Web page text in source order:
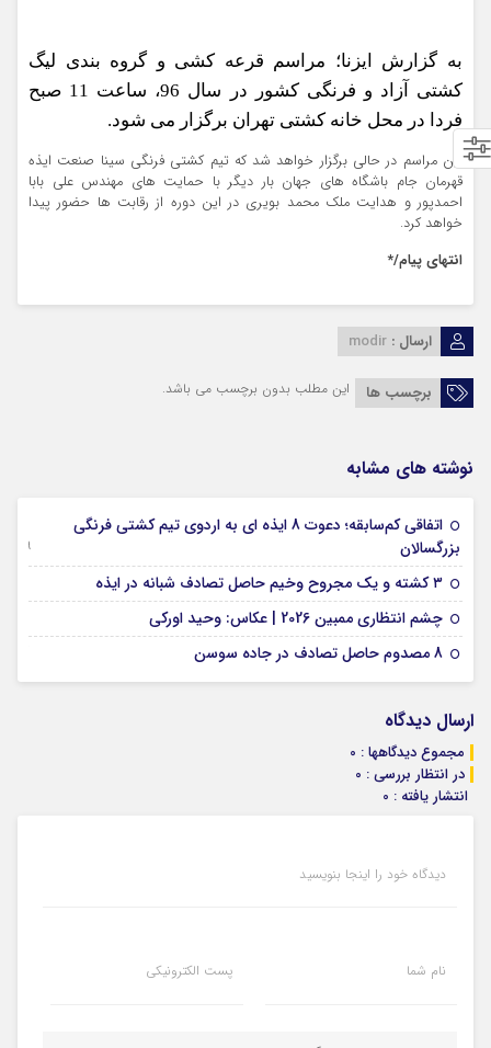
به گزارش ایزنا؛ مراسم قرعه کشی و گروه بندی لیگ
کشتی آزاد و فرنگی کشور در سال 96، ساعت 11 صبح
فردا در محل خانه کشتی تهران برگزار می شود.
این مراسم در حالی برگزار خواهد شد که تیم کشتی فرنگی سینا صنعت ایذه
قهرمان جام باشگاه های جهان بار دیگر با حمایت های مهندس علی بابا
احمدپور و هدایت ملک محمد بویری در این دوره از رقابت ها حضور پیدا
خواهد کرد.
انتهای پیام/*
ارسال : modir
برچسب ها این مطلب بدون برچسب می باشد.
نوشته های مشابه
اتفاقی کم‌سابقه؛ دعوت 8 ایذه ای به اردوی تیم کشتی فرنگی
بزرگسالان
09 جولای 2026
۳ کشته و یک مجروح وخیم حاصل تصادف شبانه در ایذه
چشم انتظاری ممبین 2026 | عکاس: وحید اورکی
8 مصدوم حاصل تصادف در جاده سوسن
ارسال دیدگاه
مجموع دیدگاهها : 0
در انتظار بررسی : 0
انتشار یافته : 0
دیدگاه خود را اینجا بنویسید
نام شما پست الکترونیکی